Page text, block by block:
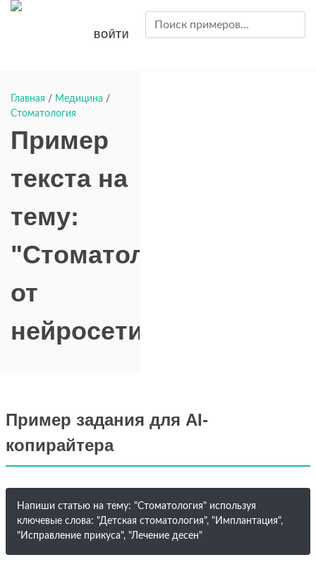
ВОЙТИ
Главная / Медицина /
Стоматология
Пример
текста на
тему:
"Стоматология"
от
нейросети
Пример задания для AI-
копирайтера
Напиши статью на тему: "Стоматология" используя
ключевые слова: "Детская стоматология", "Имплантация",
"Исправление прикуса", "Лечение десен"